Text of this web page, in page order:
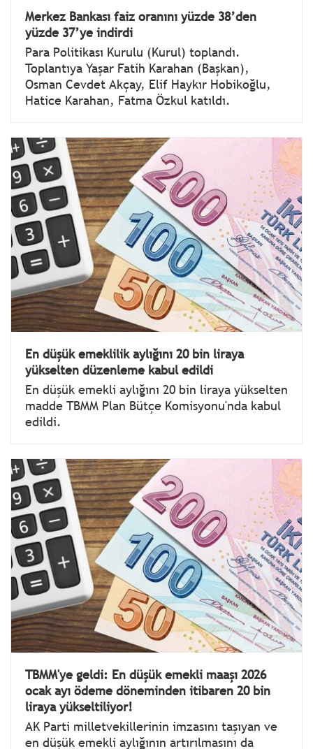
Merkez Bankası faiz oranını yüzde 38’den
yüzde 37’ye indirdi
Para Politikası Kurulu (Kurul) toplandı.
Toplantıya Yaşar Fatih Karahan (Başkan),
Osman Cevdet Akçay, Elif Haykır Hobikoğlu,
Hatice Karahan, Fatma Özkul katıldı.
En düşük emeklilik aylığını 20 bin liraya
yükselten düzenleme kabul edildi
En düşük emekli aylığını 20 bin liraya yükselten
madde TBMM Plan Bütçe Komisyonu'nda kabul
edildi.
TBMM'ye geldi: En düşük emekli maaşı 2026
ocak ayı ödeme döneminden itibaren 20 bin
liraya yükseltiliyor!
AK Parti milletvekillerinin imzasını taşıyan ve
en düşük emekli aylığının artırılmasını da